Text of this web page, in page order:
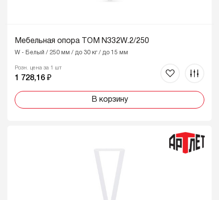
Мебельная опора ТОМ N332W.2/250
W - Белый / 250 мм / до 30 кг / до 15 мм
Розн. цена за 1 шт
1 728,16 ₽
В корзину